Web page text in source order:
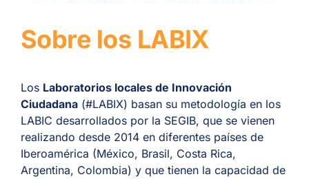
Sobre los LABIX
Los Laboratorios locales de Innovación
Ciudadana(#LABIX) basan su metodología en los
LABIC desarrollados por la SEGIB, que se vienen
realizando desde 2014 en diferentes países de
Iberoamérica (México, Brasil, Costa Rica,
Argentina, Colombia) y que tienen la capacidad de